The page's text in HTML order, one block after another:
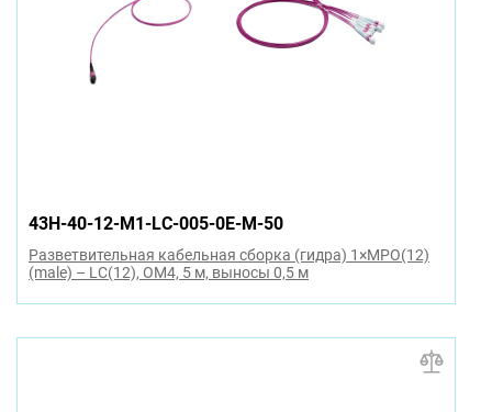
43H-40-12-M1-LC-005-0E-M-50
Разветвительная кабельная сборка (гидра) 1×MPO(12)
(male) – LC(12), OM4, 5 м, выносы 0,5 м